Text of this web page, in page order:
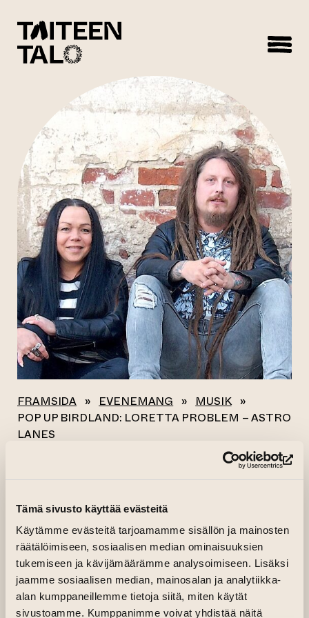
Tämä sivusto käyttää evästeitä
Käytämme evästeitä tarjoamamme sisällön ja mainosten
räätälöimiseen, sosiaalisen median ominaisuuksien
tukemiseen ja kävijämäärämme analysoimiseen. Lisäksi
jaamme sosiaalisen median, mainosalan ja analytiikka-
alan kumppaneillemme tietoja siitä, miten käytät
sivustoamme. Kumppanimme voivat yhdistää näitä
FRAMSIDA » EVENEMANG » MUSIK »
POP UP BIRDLAND: LORETTA PROBLEM – ASTRO
LANES
Alla evenemang
POP UP BIRDLAND:
LORETTA PROBLEM
– ASTRO LANES
21.10.2023 kl. 19.00—00.00